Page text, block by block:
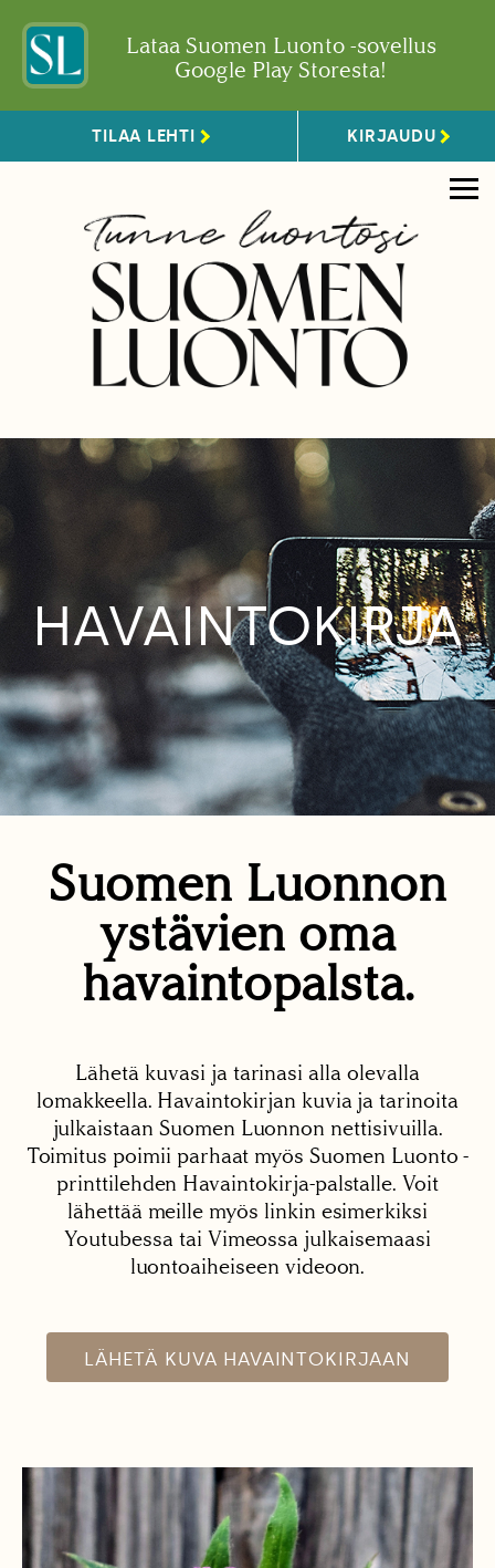
Lataa Suomen Luonto -sovellus
Google Play Storesta!
TILAA LEHTI KIRJAUDU
HAVAINTOKIRJA
Suomen Luonnon
ystävien oma
havaintopalsta.
Lähetä kuvasi ja tarinasi alla olevalla
lomakkeella. Havaintokirjan kuvia ja tarinoita
julkaistaan Suomen Luonnon nettisivuilla.
Toimitus poimii parhaat myös Suomen Luonto -
printtilehden Havaintokirja-palstalle. Voit
lähettää meille myös linkin esimerkiksi
Youtubessa tai Vimeossa julkaisemaasi
luontoaiheiseen videoon.
LÄHETÄ KUVA HAVAINTOKIRJAAN